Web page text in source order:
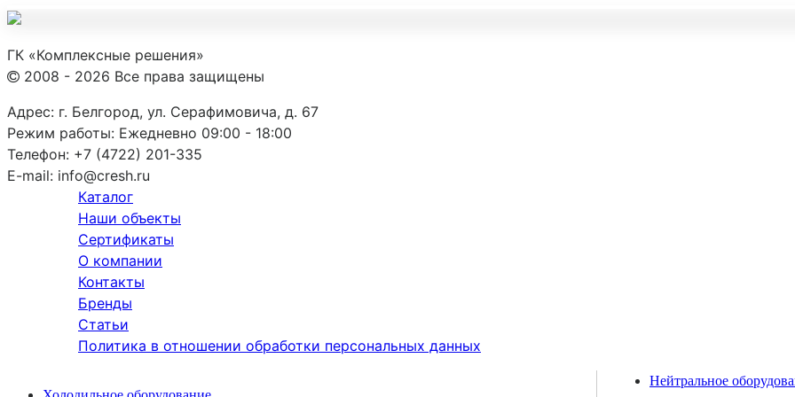
ГК «Комплексные решения»
2008 - 2026 Все права защищены
Адрес: г. Белгород, ул. Серафимовича, д. 67
Режим работы: Ежедневно 09:00 - 18:00
Телефон: +7 (4722) 201-335
E-mail: info@cresh.ru
Каталог
Наши объекты
Сертификаты
О компании
Контакты
Бренды
Статьи
Политика в отношении обработки персональных данных
Нейтральное